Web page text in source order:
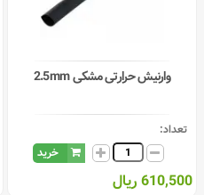
35
60
70
وارنیش حرارتی مشکی 2.5mm
تعداد:
خرید
610,500 ریال